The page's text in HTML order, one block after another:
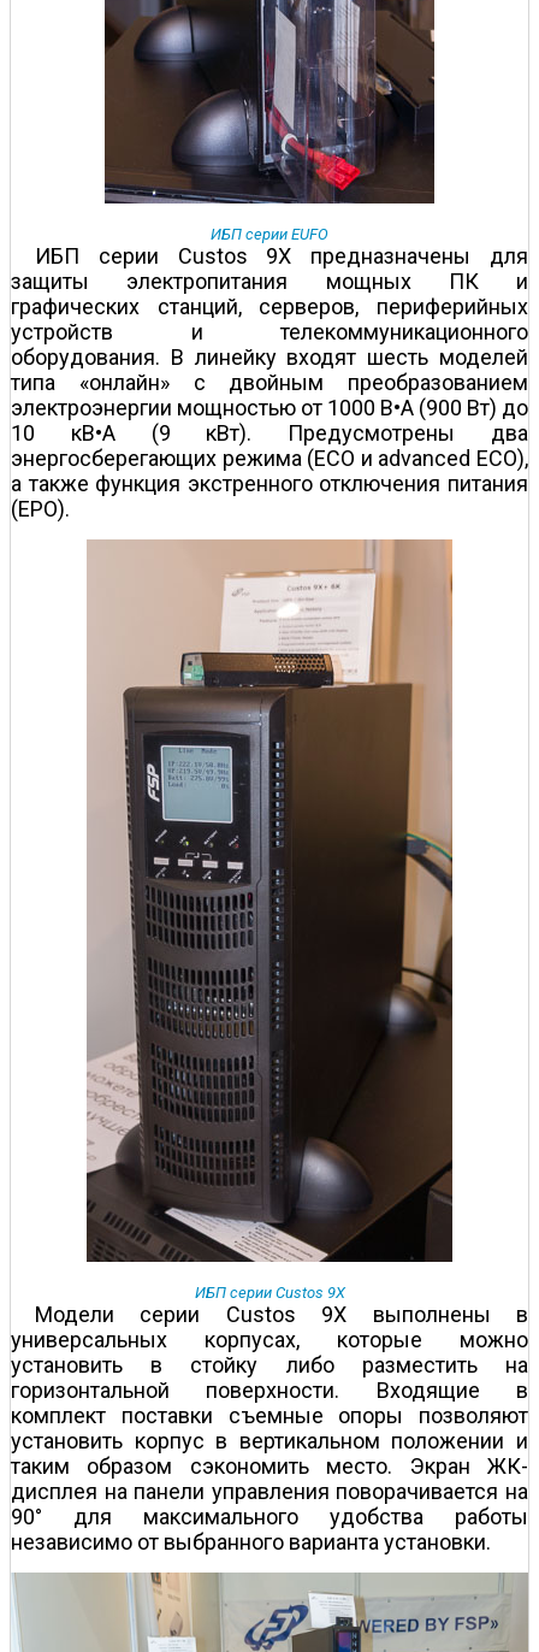
ИБП серии EUFO
ИБП серии Custos 9X предназначены для
защиты электропитания мощных ПК и
графических станций, серверов, периферийных
устройств и телекоммуникационного
оборудования. В линейку входят шесть моделей
типа «онлайн» с двойным преобразованием
электроэнергии мощностью от 1000 В•А (900 Вт) до
10 кВ•А (9 кВт). Предусмотрены два
энергосберегающих режима (ECO и advanced ECO),
а также функция экстренного отключения питания
(EPO).
ИБП серии Custos 9X
Модели серии Custos 9X выполнены в
универсальных корпусах, которые можно
установить в стойку либо разместить на
горизонтальной поверхности. Входящие в
комплект поставки съемные опоры позволяют
установить корпус в вертикальном положении и
таким образом сэкономить место. Экран ЖК-
дисплея на панели управления поворачивается на
90° для максимального удобства работы
независимо от выбранного варианта установки.